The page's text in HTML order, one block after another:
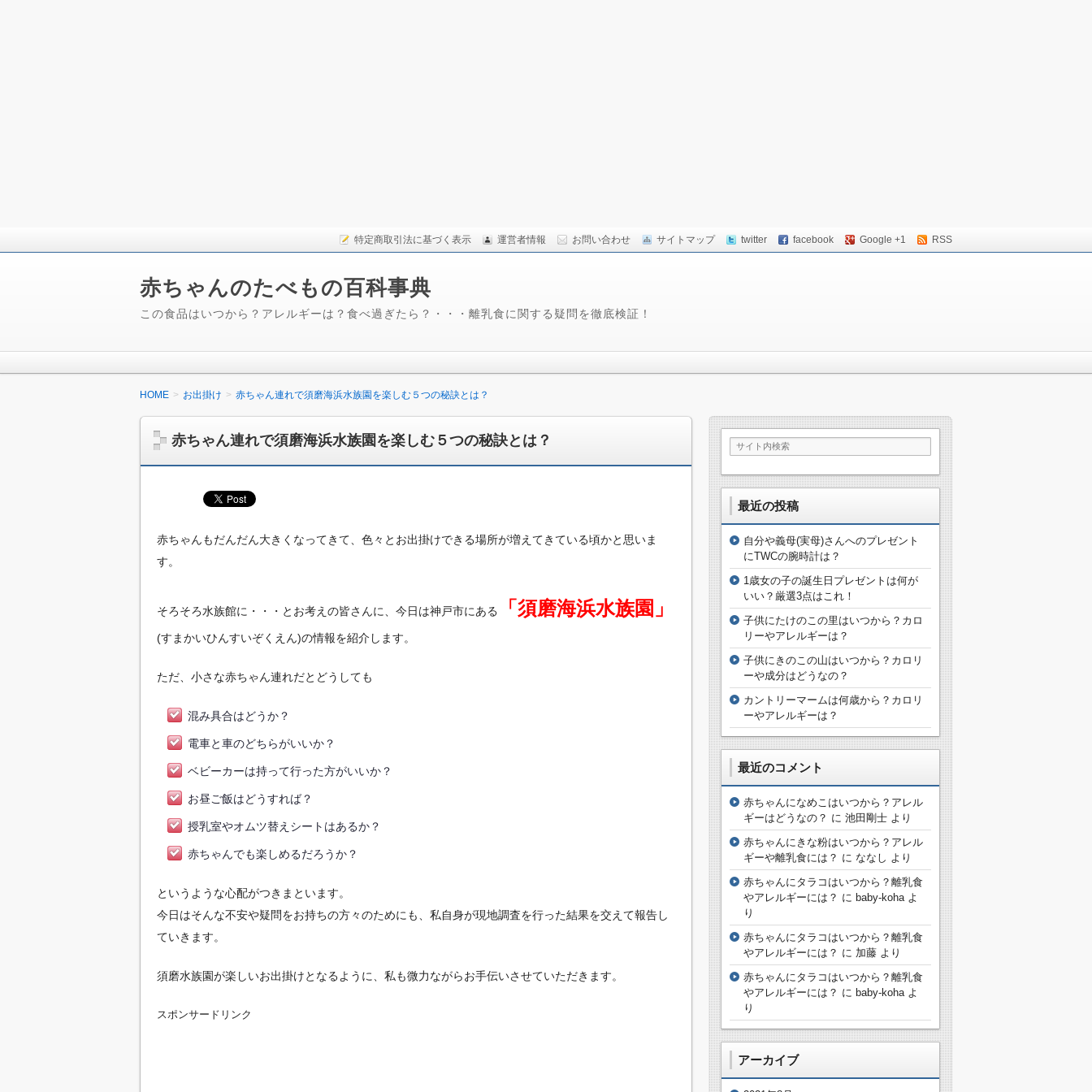
特定商取引法に基づく表示 運営者情報 お問い合わせ サイトマップ twitter facebook Google +1 RSS
赤ちゃんのたべもの百科事典
この食品はいつから？アレルギーは？食べ過ぎたら？・・・離乳食に関する疑問を徹底検証！
HOME お出掛け 赤ちゃん連れで須磨海浜水族園を楽しむ５つの秘訣とは？
赤ちゃん連れで須磨海浜水族園を楽しむ５つの秘訣とは？
赤ちゃんもだんだん大きくなってきて、色々とお出掛けできる場所が増えてきている頃かと思いま
す。
そろそろ水族館に・・・とお考えの皆さんに、今日は神戸市にある 「須磨海浜水族園」
(すまかいひんすいぞくえん)の情報を紹介します。
ただ、小さな赤ちゃん連れだとどうしても
混み具合はどうか？
電車と車のどちらがいいか？
ベビーカーは持って行った方がいいか？
お昼ご飯はどうすれば？
授乳室やオムツ替えシートはあるか？
赤ちゃんでも楽しめるだろうか？
というような心配がつきまといます。
今日はそんな不安や疑問をお持ちの方々のためにも、私自身が現地調査を行った結果を交えて報告し
ていきます。
須磨水族園が楽しいお出掛けとなるように、私も微力ながらお手伝いさせていただきます。
スポンサードリンク
最近の投稿
自分や義母(実母)さんへのプレゼント
にTWCの腕時計は？
1歳女の子の誕生日プレゼントは何が
いい？厳選3点はこれ！
子供にたけのこの里はいつから？カロ
リーやアレルギーは？
子供にきのこの山はいつから？カロリ
ーや成分はどうなの？
カントリーマームは何歳から？カロリ
ーやアレルギーは？
最近のコメント
赤ちゃんになめこはいつから？アレル
ギーはどうなの？ に 池田剛士 より
赤ちゃんにきな粉はいつから？アレル
ギーや離乳食には？ に ななし より
赤ちゃんにタラコはいつから？離乳食
やアレルギーには？ に baby-koha よ
り
赤ちゃんにタラコはいつから？離乳食
やアレルギーには？ に 加藤 より
赤ちゃんにタラコはいつから？離乳食
やアレルギーには？ に baby-koha よ
り
アーカイブ